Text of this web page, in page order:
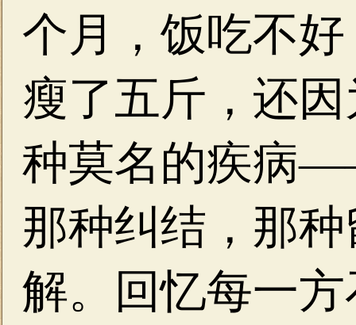
个月，饭吃不
瘦了五斤，还
种莫名的疾病
那种纠结，那
解。回忆每一